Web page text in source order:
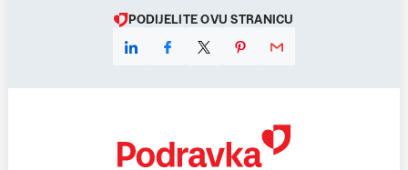
PODIJELITE OVU STRANICU